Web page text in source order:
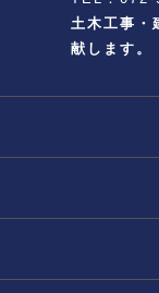
土木工事・
献します。